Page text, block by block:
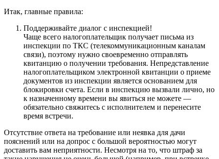
Итак, главные правила:
Поддерживайте диалог с инспекцией!
Чаще всего налогоплательщик получает письма из
инспекции по ТКС (телекоммуникационным каналам
связи), поэтому нужно своевременно отправлять
квитанцию о получении требования. Непредставление
налогоплательщиком электронной квитанции о приеме
документов из инспекции является основанием для
блокировки счета. Если в инспекцию вызвали лично, но
к назначенному времени вы явиться не можете —
обязательно свяжитесь с исполнителем и перенесите
время встречи.
Отсутствие ответа на требование или неявка для дачи
пояснений или на допрос с большой вероятностью могут
доставить вам неприятности. Несмотря на то, что штраф за